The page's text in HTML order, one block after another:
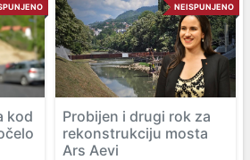
kod
NEISPUNJENO
Probijen i drugi rok za
rekonstrukciju mosta
Ars Aevi